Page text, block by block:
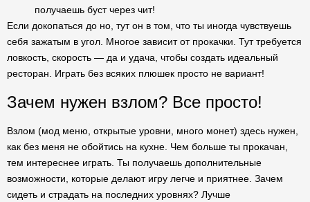
получаешь буст через чит!
Если докопаться до но, тут он в том, что ты иногда чувствуешь
себя зажатым в угол. Многое зависит от прокачки. Тут требуется
ловкость, скорость — да и удача, чтобы создать идеальный
ресторан. Играть без всяких плюшек просто не вариант!
Зачем нужен взлом? Все просто!
Взлом (мод меню, открытые уровни, много монет) здесь нужен,
как без меня не обойтись на кухне. Чем больше ты прокачан,
тем интереснее играть. Ты получаешь дополнительные
возможности, которые делают игру легче и приятнее. Зачем
сидеть и страдать на последних уровнях? Лучше